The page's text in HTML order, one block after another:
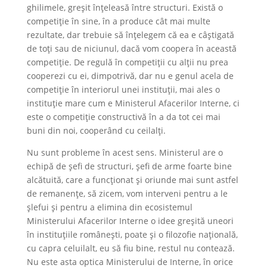
ghilimele, greșit înțeleasă între structuri. Există o
competiție în sine, în a produce cât mai multe
rezultate, dar trebuie să înțelegem că ea e câștigată
de toți sau de niciunul, dacă vom coopera în această
competiție. De regulă în competiții cu alții nu prea
cooperezi cu ei, dimpotrivă, dar nu e genul acela de
competiție în interiorul unei instituții, mai ales o
instituție mare cum e Ministerul Afacerilor Interne, ci
este o competiție constructivă în a da tot cei mai
buni din noi, cooperând cu ceilalți.
Nu sunt probleme în acest sens. Ministerul are o
echipă de șefi de structuri, șefi de arme foarte bine
alcătuită, care a funcționat și oriunde mai sunt astfel
de remanențe, să zicem, vom interveni pentru a le
șlefui și pentru a elimina din ecosistemul
Ministerului Afacerilor Interne o idee greșită uneori
în instituțiile românești, poate și o filozofie națională,
cu capra celuilalt, eu să fiu bine, restul nu contează.
Nu este asta optica Ministerului de Interne, în orice